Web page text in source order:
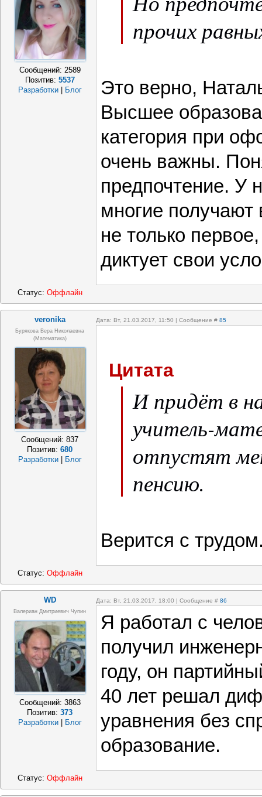
Сообщений: 2589
Позитив: 5537
Разработки | Блог
прочих
Это верно,
Высшее
категория при
очень важны.
предпочтение. У
многие
не только
диктует свои
Статус: Оффлайн
veronika Дата: Вт, 21.03.2017, 11:50 | Сообщение # 85
Бурякова Вера Николаевна
(математика)
Сообщений:837
Позитив:680
Разработки
Блог
Цитата
И придёт в
учитель-
отпустят
пенсию.
Верится с
Статус: Оффлайн
WD Дата: Вт, 21.03.2017, 18:00 | Сообщение # 86
Валериан Дмитриевич Чупин
Сообщений: 3863
Позитив:373
Разработки
Блог
Я работал с
получил
году, он
40 лет решал
уравнения без
образование.
Статус: Оффлайн